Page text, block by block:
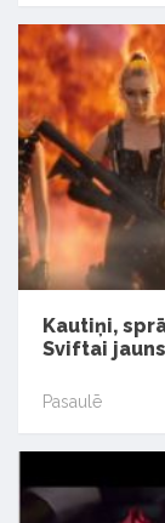
Kautiņi,
Sviftai
Pasaulē